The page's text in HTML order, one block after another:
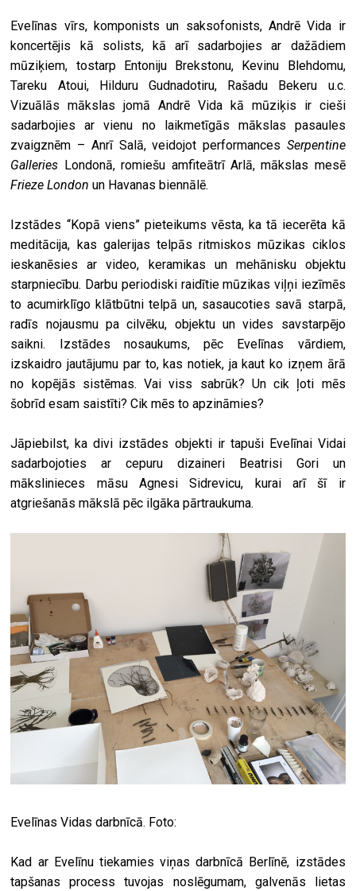
Evelīnas vīrs, komponists un saksofonists, Andrē Vida ir
koncertējis kā solists, kā arī sadarbojies ar dažādiem
mūziķiem, tostarp Entoniju Brekstonu, Kevinu Blehdomu,
Tareku Atoui, Hilduru Gudnadotiru, Rašadu Bekeru u.c.
Vizuālās mākslas jomā Andrē Vida kā mūziķis ir cieši
sadarbojies ar vienu no laikmetīgās mākslas pasaules
zvaigznēm – Anrī Salā, veidojot performances Serpentine
Galleries Londonā, romiešu amfiteātrī Arlā, mākslas mesē
Frieze Londonun Havanas biennālē.
Izstādes “Kopā viens” pieteikums vēsta, ka tā iecerēta kā
meditācija, kas galerijas telpās ritmiskos mūzikas ciklos
ieskanēsies ar video, keramikas un mehānisku objektu
starpniecību. Darbu periodiski raidītie mūzikas viļņi iezīmēs
to acumirklīgo klātbūtni telpā un, sasaucoties savā starpā,
radīs nojausmu pa cilvēku, objektu un vides savstarpējo
saikni. Izstādes nosaukums, pēc Evelīnas vārdiem,
izskaidro jautājumu par to, kas notiek, ja kaut ko izņem ārā
no kopējās sistēmas. Vai viss sabrūk? Un cik ļoti mēs
šobrīd esam saistīti? Cik mēs to apzināmies?
Jāpiebilst, ka divi izstādes objekti ir tapuši Evelīnai Vidai
sadarbojoties ar cepuru dizaineri Beatrisi Gori un
mākslinieces māsu Agnesi Sidrevicu, kurai arī šī ir
atgriešanās mākslā pēc ilgāka pārtraukuma.
Evelīnas Vidas darbnīcā. Foto:
Kad ar Evelīnu tiekamies viņas darbnīcā Berlīnē, izstādes
tapšanas process tuvojas noslēgumam, galvenās lietas